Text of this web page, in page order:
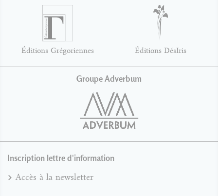
Éditions Grégoriennes Éditions DésIris
Groupe Adverbum
Inscription lettre d'information
Accès à la newsletter